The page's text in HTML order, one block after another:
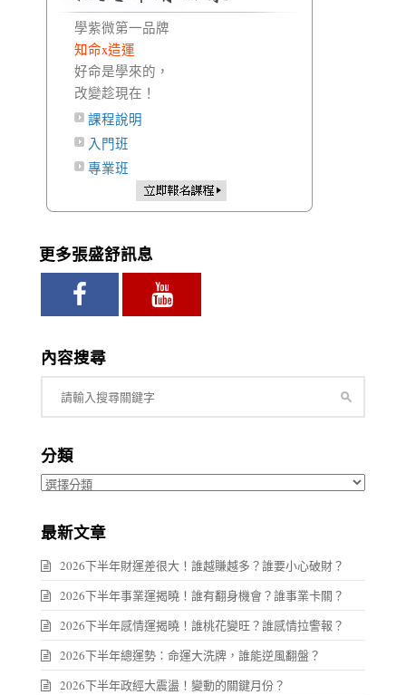
學紫微第一品牌
知命x造運
好命是學來的，
改變趁現在！
課程說明
入門班
專業班
更多張盛舒訊息
內容搜尋
分類
分
最新文章
2026下半年財運差很大！誰越賺越多？誰要小心破財？
2026下半年事業運揭曉！誰有翻身機會？誰事業卡關？
2026下半年感情運揭曉！誰桃花變旺？誰感情拉警報？
2026下半年總運勢：命運大洗牌，誰能逆風翻盤？
2026下半年政經大震盪！變動的關鍵月份？